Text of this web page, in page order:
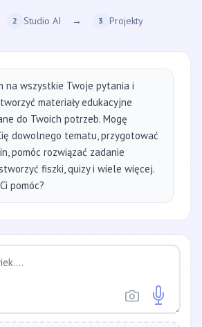
2 Studio AI → 3 Projekty
na wszystkie Twoje pytania i
materiały edukacyjne
do Twoich potrzeb. Mogę
dowolnego tematu, przygotować
pomóc rozwiązać zadanie
fiszki, quizy i wiele więcej.
pomóc?